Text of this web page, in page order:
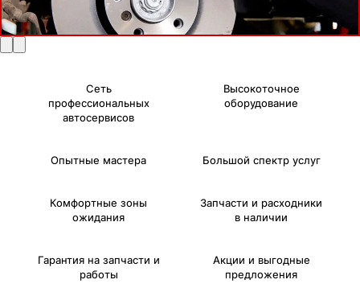
Сеть
профессиональных
автосервисов
Высокоточное
оборудование
Опытные мастера Большой спектр услуг
Комфортные зоны
ожидания
Запчасти и расходники
в наличии
Гарантия на запчасти и
работы
Акции и выгодные
предложения